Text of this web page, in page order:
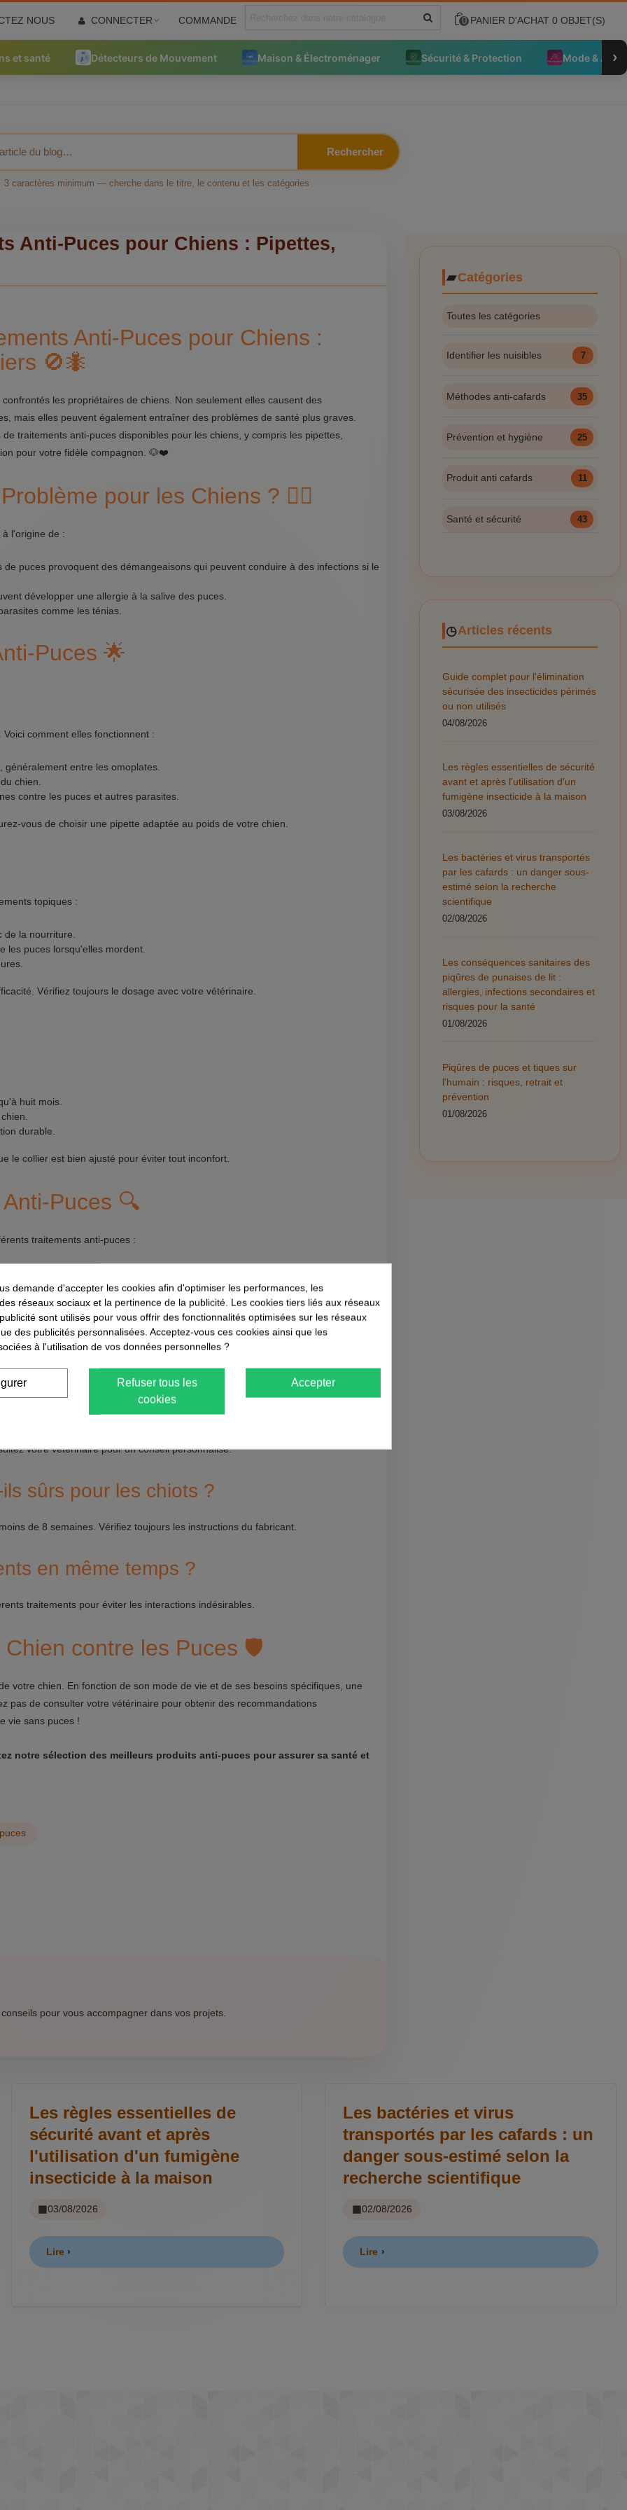
NOUS CONNECTER COMMANDE 0 PANIER D'ACHAT 0 OBJET(S)
et santé Détecteurs de Mouvement Maison & Électroménager Sécurité & Protection Mode & ›
Rechercher
3 caractères minimum — cherche dans le titre, le contenu et les catégories
Anti-Puces pour Chiens : Pipettes,
Anti-Puces pour Chiens :
🚫🐜
les propriétaires de chiens. Non seulement elles causent des
mais elles peuvent également entraîner des problèmes de santé plus graves.
traitements anti-puces disponibles pour les chiens, y compris les pipettes,
pour votre fidèle compagnon. 🐶❤️
pour les Chiens ? 🐕‍🦺
l'origine de :
de puces provoquent des démangeaisons qui peuvent conduire à des infections si le
développer une allergie à la salive des puces.
comme les ténias.
Puces 🌟
comment elles fonctionnent :
entre les omoplates.
chien.
contre les puces et autres parasites.
vous de choisir une pipette adaptée au poids de votre chien.
topiques :
la nourriture.
les puces lorsqu'elles mordent.
Vérifiez toujours le dosage avec votre vétérinaire.
huit mois.
durable.
le collier est bien ajusté pour éviter tout inconfort.
Puces 🔍
traitements anti-puces :
rapide
Puces pour Chiens ❓
pour mon chien ?
votre vétérinaire pour un conseil personnalisé.
sûrs pour les chiots ?
de 8 semaines. Vérifiez toujours les instructions du fabricant.
en même temps ?
traitements pour éviter les interactions indésirables.
contre les Puces 🛡️
votre chien. En fonction de son mode de vie et de ses besoins spécifiques, une
pas de consulter votre vétérinaire pour obtenir des recommandations
vie sans puces !
notre sélection des meilleurs produits anti-puces pour assurer sa santé et
pour vous accompagner dans vos projets.
Catégories
Toutes les catégories
Identifier les nuisibles 7
Méthodes anti-cafards 35
Prévention et hygiène 25
Produit anti cafards 11
Santé et sécurité 43
Articles récents
Guide complet pour l'élimination
sécurisée des insecticides périmés
ou non utilisés
04/08/2026
Les règles essentielles de sécurité
avant et après l'utilisation d'un
fumigène insecticide à la maison
03/08/2026
Les bactéries et virus transportés
par les cafards : un danger sous-
estimé selon la recherche
scientifique
02/08/2026
Les conséquences sanitaires des
piqûres de punaises de lit :
allergies, infections secondaires et
risques pour la santé
01/08/2026
Piqûres de puces et tiques sur
l'humain : risques, retrait et
prévention
01/08/2026
Les règles essentielles de
sécurité avant et après
l'utilisation d'un fumigène
insecticide à la maison
03/08/2026
Lire
Les bactéries et virus
transportés par les cafards : un
danger sous-estimé selon la
recherche scientifique
02/08/2026
Lire
demande d'accepter les cookies afin d'optimiser les performances, les
réseaux sociaux et la pertinence de la publicité. Les cookies tiers liés aux réseaux
sont utilisés pour vous offrir des fonctionnalités optimisées sur les réseaux
des publicités personnalisées. Acceptez-vous ces cookies ainsi que les
à l'utilisation de vos données personnelles ?
Accepter
Refuser tous les
cookies